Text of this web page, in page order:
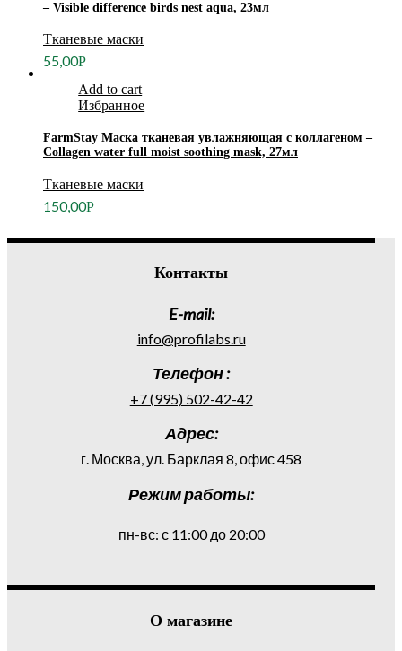
– Visible difference birds nest aqua, 23мл
Тканевые маски
55,00Р
Add to cart
Избранное
FarmStay Маска тканевая увлажняющая с коллагеном –
Collagen water full moist soothing mask, 27мл
Тканевые маски
150,00Р
Контакты
E-mail:
info@profilabs.ru
Телефон :
+7 (995) 502-42-42
Адрес:
г. Москва, ул. Барклая 8, офис 458
Режим работы:
пн-вс: с 11:00 до 20:00
О магазине